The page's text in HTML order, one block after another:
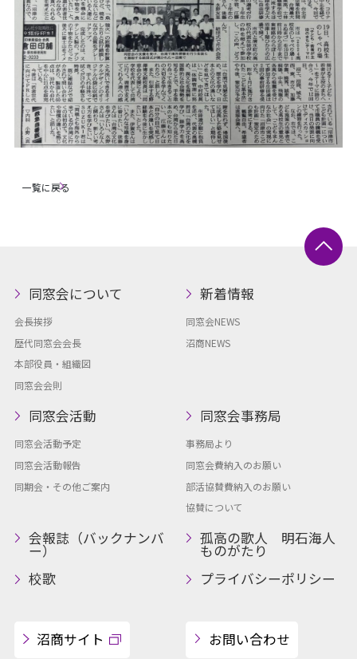
一覧に戻る
同窓会について
会長挨拶
歴代同窓会会長
本部役員・組織図
同窓会会則
新着情報
同窓会NEWS
沼商NEWS
同窓会活動
同窓会活動予定
同窓会活動報告
同期会・その他ご案内
同窓会事務局
事務局より
同窓会費納入のお願い
部活協賛費納入のお願い
協賛について
会報誌（バックナンバ
ー）
孤高の歌人 明石海人
ものがたり
校歌
プライバシーポリシー
沼商サイト お問い合わせ